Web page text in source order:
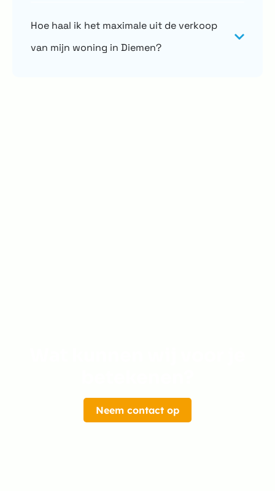
Hoe haal ik het maximale uit de verkoop
van mijn woning in Diemen?
Neem contact op